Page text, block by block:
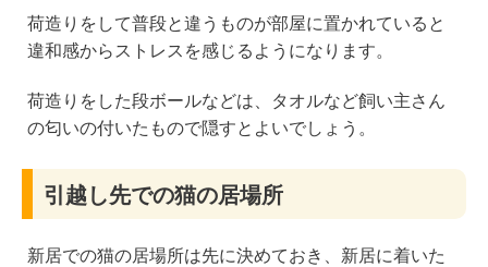
荷造りをして普段と違うものが部屋に置かれていると
違和感からストレスを感じるようになります。
荷造りをした段ボールなどは、タオルなど飼い主さん
の匂いの付いたもので隠すとよいでしょう。
引越し先での猫の居場所
新居での猫の居場所は先に決めておき、新居に着いた